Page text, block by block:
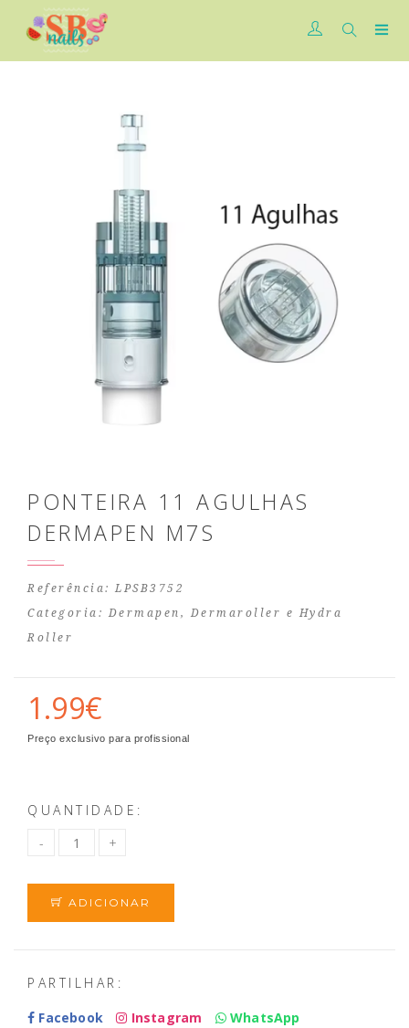
PONTEIRA 11 AGULHAS
DERMAPEN M7S
Referência: LPSB3752
Categoria: Dermapen, Dermaroller e Hydra
Roller
1.99€
Preço exclusivo para profissional
QUANTIDADE:
ADICIONAR
PARTILHAR:
Facebook
Instagram WhatsApp